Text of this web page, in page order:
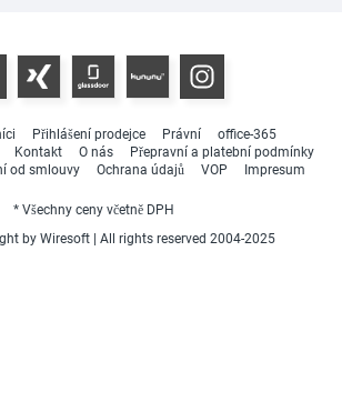
Přihlášení prodejce Právní
office-365
Kontakt O nás
Přepravní a platební podmínky
od smlouvy
Ochrana údajů VOP Impresum
* Všechny ceny včetně DPH
by Wiresoft | All rights reserved 2004-2025